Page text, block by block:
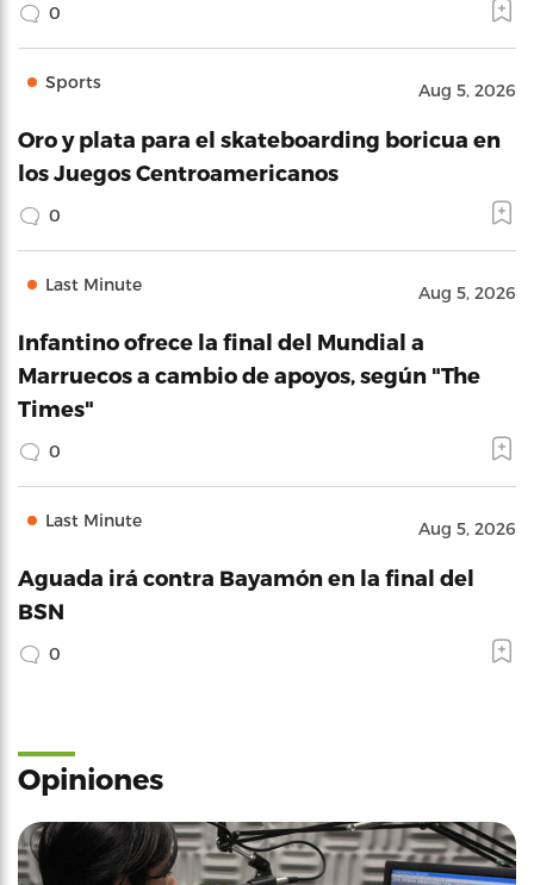
0
Sports Aug 5, 2026
Oro y plata para el skateboarding boricua en
los Juegos Centroamericanos
0
Last Minute Aug 5, 2026
Infantino ofrece la final del Mundial a
Marruecos a cambio de apoyos, según "The
Times"
0
Last Minute Aug 5, 2026
Aguada irá contra Bayamón en la final del
BSN
0
Opiniones